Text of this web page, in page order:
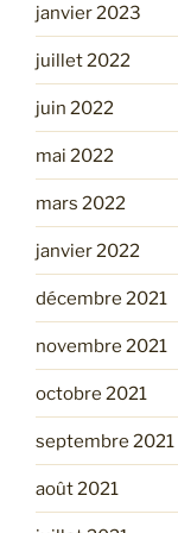
janvier 2023
juillet 2022
juin 2022
mai 2022
mars 2022
janvier 2022
décembre 2021
novembre 2021
octobre 2021
septembre 2021
août 2021